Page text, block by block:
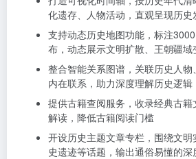
化遗存、人物活动，直观呈现历史
支持动态历史地图功能，标注
布，动态展示文明扩散、王朝疆域
整合智能关系图谱，关联历史人
内在联系，助力深度理解历史逻辑
提供古籍查阅服务，收录经典古
解读，降低古籍阅读门槛
开设历史主题文章专栏，围绕文
史遗迹等话题，输出通俗易懂的深